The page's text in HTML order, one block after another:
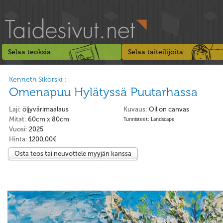
Selaa teoksia Selaa taiteilijoita
Kenneth Sikorski :
Omenapuu Hylätyssä Puutarhassa
Kuvaus: Oil on canvas
Tunnisteet: Landscape
Laji: öljyvärimaalaus
Mitat: 60cm x 80cm
Vuosi: 2025
Hinta: 1200,00€
Osta teos tai neuvottele myyjän kanssa